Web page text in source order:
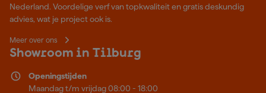
Nederland. Voordelige verf van topkwaliteit en gratis deskundig
advies, wat je project ook is.
Meer over ons
Showroom in Tilburg
Openingstijden
Maandag t/m vrijdag 08:00 - 18:00